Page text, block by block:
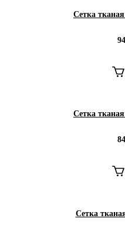
Сетка
Сетка
Сетка